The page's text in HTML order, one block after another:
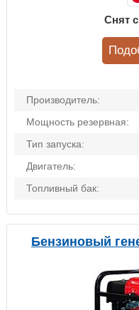
Производитель:
Мощность резервная:
Тип запуска:
Двигатель:
Топливный бак:
Снят
Бензиновый